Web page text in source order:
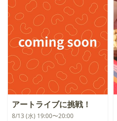
アートライブに挑戦！
8/13 (水) 19:00〜20:00